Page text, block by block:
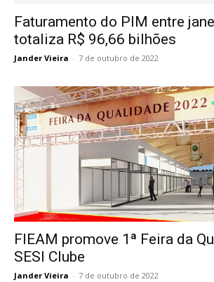
Faturamento do PIM entre
totaliza R$ 96,66 bilhões
Jander Vieira - 7 de outubro de 2022
FIEAM promove 1ª Feira da
SESI Clube
Jander Vieira - 7 de outubro de 2022